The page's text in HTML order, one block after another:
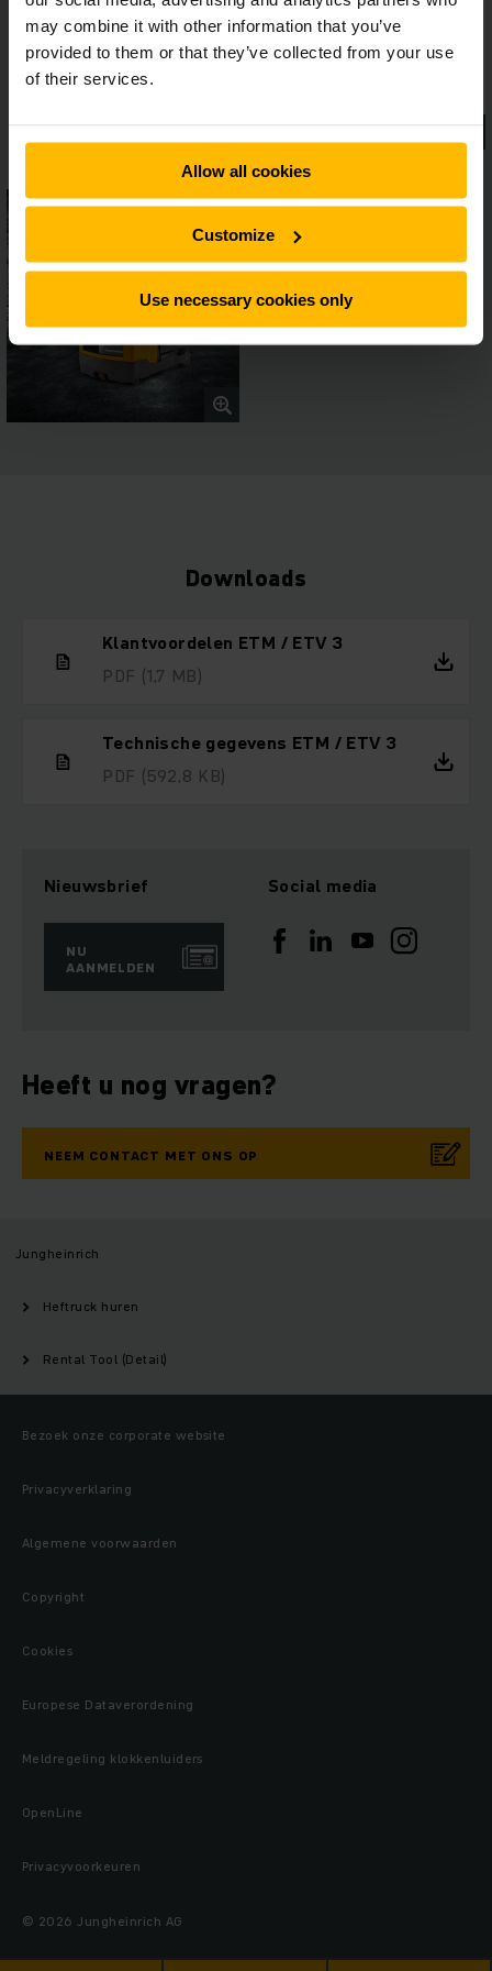
may combine it with other information that you’ve
provided to them or that they’ve collected from your use
of their services.
Allow all cookies
Customize
Use necessary cookies only
Downloads
Klantvoordelen ETM / ETV 3
PDF (1,7 MB)
Technische gegevens ETM / ETV 3
PDF (592,8 KB)
Nieuwsbrief
NU
AANMELDEN
Social media
Heeft u nog vragen?
NEEM CONTACT MET ONS OP
Jungheinrich
Heftruck huren
Rental Tool (Detail)
Bezoek onze corporate website
Privacyverklaring
Algemene voorwaarden
Copyright
Cookies
Europese Dataverordening
Meldregeling klokkenluiders
OpenLine
Privacyvoorkeuren
© 2026 Jungheinrich AG